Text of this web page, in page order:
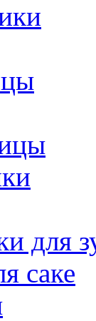
для
саке